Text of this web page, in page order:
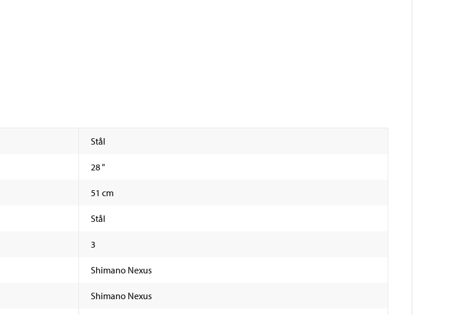
Stål
28 "
51 cm
Stål
3
Shimano Nexus
Shimano Nexus